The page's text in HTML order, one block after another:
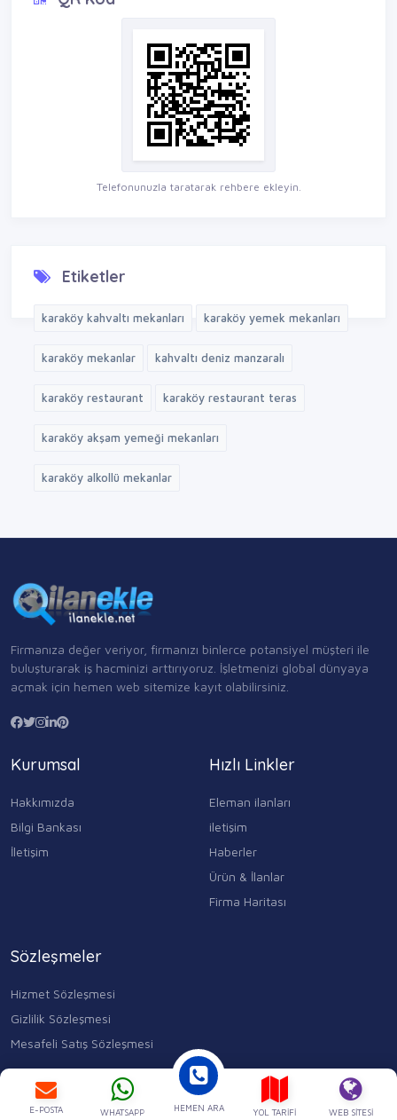
Telefonunuzla taratarak rehbere ekleyin.
Etiketler
karaköy kahvaltı mekanları karaköy yemek mekanları
karaköy mekanlar kahvaltı deniz manzaralı
karaköy restaurant karaköy restaurant teras
karaköy akşam yemeği mekanları
karaköy alkollü mekanlar
Firmanıza değer veriyor, firmanızı binlerce potansiyel müşteri ile
buluşturarak iş hacminizi arttırıyoruz. İşletmenizi global dünyaya
açmak için hemen web sitemize kayıt olabilirsiniz.
Kurumsal
Hakkımızda
Bilgi Bankası
İletişim
Hızlı Linkler
Eleman ilanları
iletişim
Haberler
Ürün & İlanlar
Firma Haritası
Sözleşmeler
Hizmet Sözleşmesi
Gizlilik Sözleşmesi
Mesafeli Satış Sözleşmesi
Kocasinan Merkez, Mahmutbey Cd. No:353 D:1, 34400 Bahçelievler/
İstanbul
0543 315 17 84
E-POSTA WHATSAPP HEMEN ARA YOL TARIFI WEB SITESI